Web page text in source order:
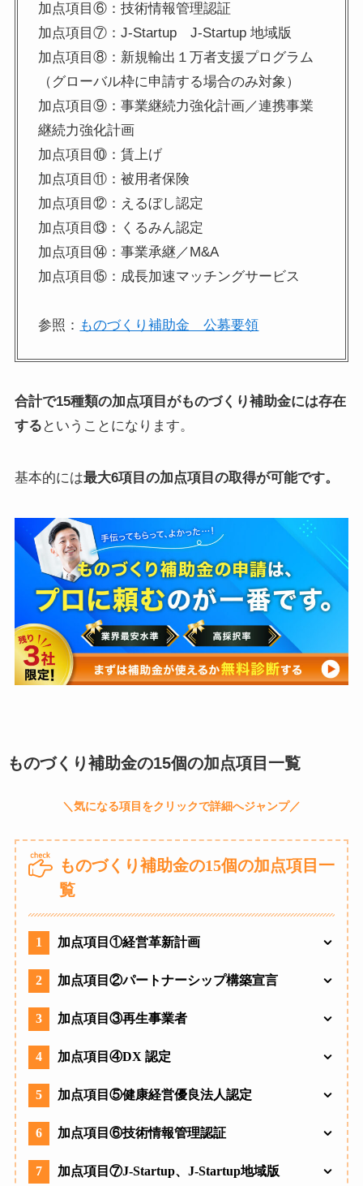
加点項目⑥：技術情報管理認証
加点項目⑦：J-Startup J-Startup 地域版
加点項目⑧：新規輸出１万者支援プログラム
（グローバル枠に申請する場合のみ対象）
加点項目⑨：事業継続力強化計画／連携事業
継続力強化計画
加点項目⑩：賃上げ
加点項目⑪：被用者保険
加点項目⑫：えるぼし認定
加点項目⑬：くるみん認定
加点項目⑭：事業承継／M&A
加点項目⑮：成長加速マッチングサービス
参照： ものづくり補助金 公募要領
合計で15種類の加点項目がものづくり補助金には存在
する ということになります。
基本的には最大6項目の加点項目の取得が可能です。
ものづくり補助金の15個の加点項目一覧
ものづくり補助金の15個の加点項目一
覧
1 加点項目①経営革新計画
2 加点項目②パートナーシップ構築宣言
3 加点項目③再生事業者
4 加点項目④DX 認定
5 加点項目⑤健康経営優良法人認定
6 加点項目⑥技術情報管理認証
7 加点項目⑦J-Startup、J-Startup地域版